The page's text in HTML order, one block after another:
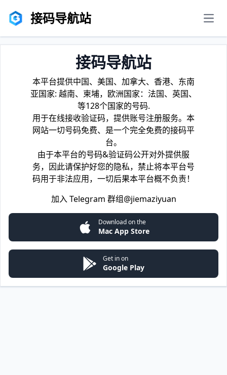
接码导航站
接码导航站
本平台提供中国、美国、加拿大、香港、东南
亚国家: 越南、柬埔，欧洲国家：法国、英国、
等128个国家的号码.
用于在线接收验证码，提供账号注册服务。本
网站一切号码免费、是一个完全免费的接码平
台。
由于本平台的号码&验证码公开对外提供服
务，因此请保护好您的隐私，禁止将本平台号
码用于非法应用，一切后果本平台概不负责！
加入 Telegram 群组@jiemaziyuan
Download on the
Mac App Store
Get in on
Google Play